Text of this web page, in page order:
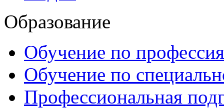
Образование
Обучение по
Обучение по
Профессиональная